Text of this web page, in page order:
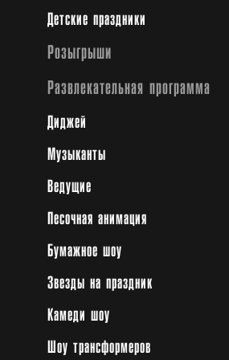
для Вашего удобства
этапами организации и
занимается наше ивент-
финального этапа
позаботимся обо всем!
агентства Оскар обожают
сценарий, площадка,
оцените, как слаженно
профессионалов! Наша
секреты! Мероприятие
Нужна организация
family day, детского
Детские праздники
Розыгрыши
Развлекательная программа
Диджей
Музыканты
Ведущие
Песочная анимация
Бумажное шоу
Звезды на праздник
Камеди шоу
Шоу трансформеров